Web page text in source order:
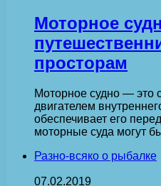
Моторное
просторам
Моторное судно — это
двигателем
обеспечивает его
моторные суда могут
Разно-всяко о рыбалке
07.02.2019